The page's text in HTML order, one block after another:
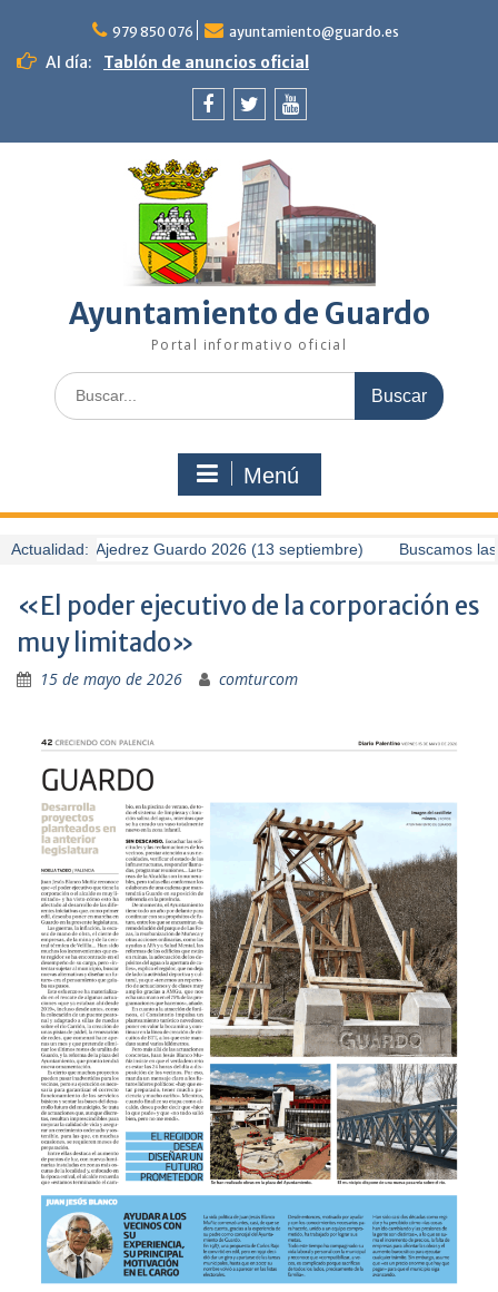
contenido
979 850 076 ayuntamiento@guardo.es
Al día: Tablón de anuncios oficial
Ayuntamiento de Guardo
Portal informativo oficial
Buscar:
Menú
Actualidad:
Torneo de Ajedrez Guardo 2026 (13 septiembre) Buscamos
«El poder ejecutivo de la corporación es
muy limitado»
15 de mayo de 2026 comturcom